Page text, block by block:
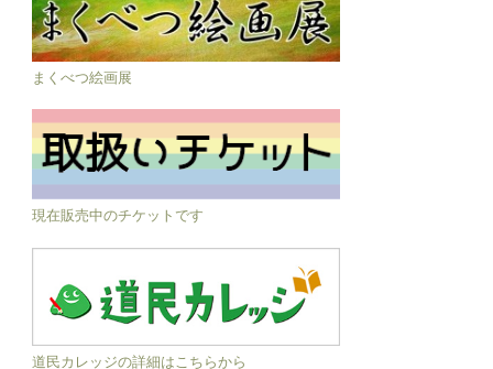
まくべつ絵画展
現在販売中のチケットです
道民カレッジの詳細はこちらから